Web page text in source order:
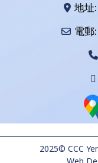
地址
電
2025© CCC